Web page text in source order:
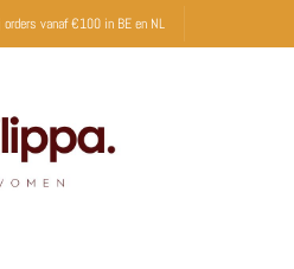
orders vanaf €100 in BE en NL